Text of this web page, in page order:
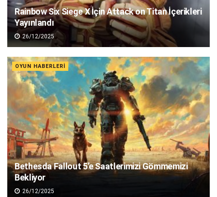
Rainbow Six Siege X İçin Attack on Titan İçerikleri
Yayınlandı
26/12/2025
OYUN HABERLERI
Bethesda Fallout 5’e Saatlerimizi Gömmemizi
Bekliyor
26/12/2025